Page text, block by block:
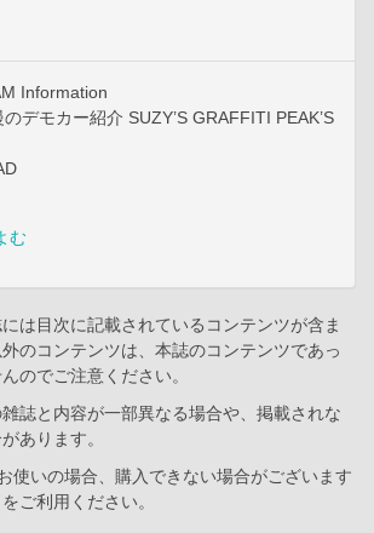
Information
デモカー紹介 SUZY’S GRAFFITI PEAK’S
む
は目次に記載されているコンテンツが含ま
のコンテンツは、本誌のコンテンツであっ
のでご注意ください。
誌と内容が一部異なる場合や、掲載されな
あります。
使いの場合、購入できない場合がございます
ご利用ください。